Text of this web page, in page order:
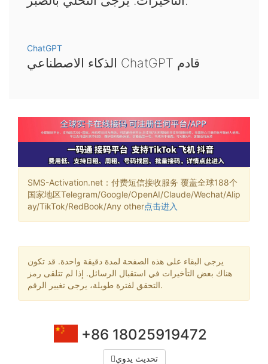
ChatGPT
الذكاء الاصطناعي ChatGPT قادم
SMS-Activation.net：付费短信接收服务 覆盖全球188个
国家地区Telegram/Google/OpenAI/Claude/Wechat/Alip
ay/TikTok/RedBook/Any other点击进入
يرجى البقاء على هذه الصفحة لمدة دقيقة واحدة. قد تكون
هناك بعض التأخيرات في استقبال الرسائل. إذا لم تتلقى رمز
التحقق لفترة طويلة، يرجى تغيير الرقم.
+86 18025919472
تحديث يدوي